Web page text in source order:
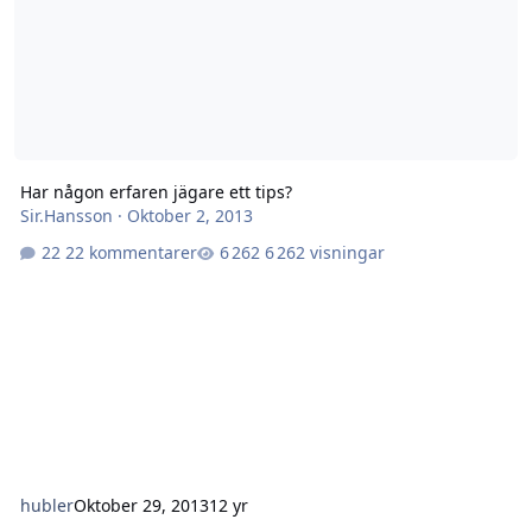
Har någon erfaren jägare ett tips?
Sir.Hansson · Oktober 2, 2013
22 kommentarer
6 262 visningar
hublerOktober 29, 201312 yr